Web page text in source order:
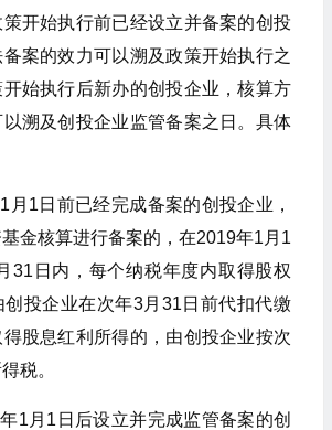
开始执行前已经设立并备案的创投
案的效力可以溯及政策开始执行之
开始执行后新办的创投企业，核算方
溯及创投企业监管备案之日。具体
1日前已经完成备案的创投企业，
金核算进行备案的，在2019年1月1
31日内，每个纳税年度内取得股权
创投企业在次年3月31日前代扣代缴
股息红利所得的，由创投企业按次
税。
月1日后设立并完成监管备案的创